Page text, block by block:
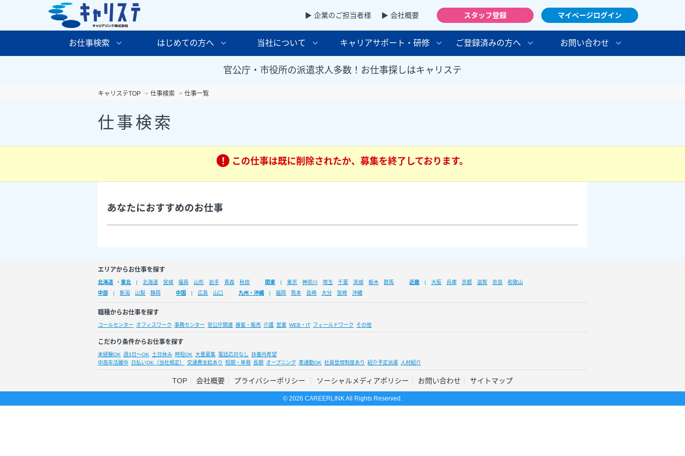
▶ 企業のご担当者様 ▶ 会社概要 スタッフ登録 マイページログイン
お仕事検索 はじめての方へ 当社について キャリアサポート・研修 ご登録済みの方へ お問い合わせ
官公庁・市役所の派遣求人多数！お仕事探しはキャリステ
キャリステTOP 仕事検索 仕事一覧
仕事検索
この仕事は既に削除されたか、募集を終了しております。
あなたにおすすめのお仕事
エリアからお仕事を探す
北海道 ・ 東北 北海道 宮城 福島 山形 岩手 青森 秋田 関東 東京 神奈川 埼玉 千葉 茨城 栃木 群馬 近畿 大阪 兵庫 京都 滋賀 奈良
和歌山
中部
新潟 山梨 静岡 中国 広島 山口 九州・沖縄 福岡 熊本 長崎 大分 宮崎 沖縄
職種からお仕事を探す
コールセンター オフィスワーク 事務センター 官公庁関連 接客・販売 介護 営業 WEB・IT フィールドワーク その他
こだわり条件からお仕事を探す
未経験OK 週3日～OK 土日休み 時短OK 大量募集 電話応対なし 扶養内希望
中高年活躍中
日払いOK（当社規定） 交通費支給あり 短期・単発 長期 オープニング 車通勤OK 社員登用制度あり 紹介予定派遣 人材紹介
TOP 会社概要 プライバシーポリシー ソーシャルメディアポリシー お問い合わせ サイトマップ
© 2026 CAREERLINK All Rights Reserved.